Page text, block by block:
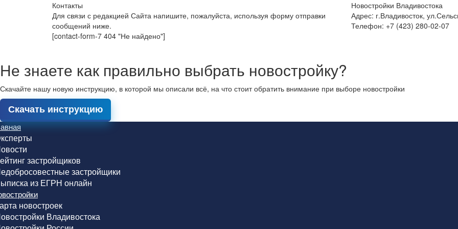
Контакты
Для связи с редакцией Сайта напишите, пожалуйста, используя форму отправки
сообщений ниже.
[contact-form-7 404 "Не найдено"]
Новостройки Владивостока
Адрес: г.Владивосток,
Телефон: +7 (423) 280-02-07
Не знаете как правильно выбрать новостройку?
Скачайте нашу новую инструкцию, в которой мы описали всё, на что стоит обратить внимание при выборе новостройки
Скачать инструкцию
застройщиков
застройщики
из ЕГРН онлайн
новостроек
Владивостока